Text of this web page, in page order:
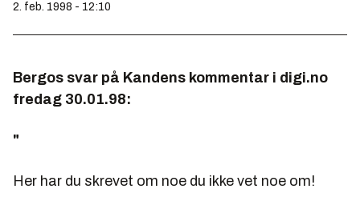
2. feb. 1998 - 12:10
Bergos svar på Kandens kommentar i digi.no
fredag 30.01.98:
"
Her har du skrevet om noe du ikke vet noe om!